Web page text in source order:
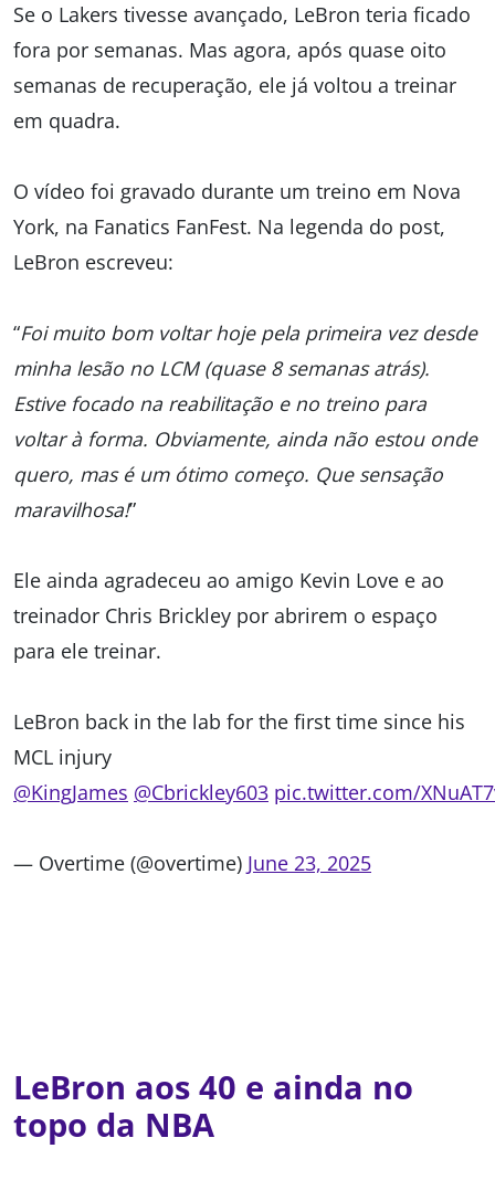
Se o Lakers tivesse avançado, LeBron teria ficado
fora por semanas. Mas agora, após quase oito
semanas de recuperação, ele já voltou a treinar
em quadra.
O vídeo foi gravado durante um treino em Nova
York, na Fanatics FanFest. Na legenda do post,
LeBron escreveu:
“Foi muito bom voltar hoje pela primeira vez desde
minha lesão no LCM (quase 8 semanas atrás).
Estive focado na reabilitação e no treino para
voltar à forma. Obviamente, ainda não estou onde
quero, mas é um ótimo começo. Que sensação
maravilhosa!”
Ele ainda agradeceu ao amigo Kevin Love e ao
treinador Chris Brickley por abrirem o espaço
para ele treinar.
LeBron back in the lab for the first time since his
MCL injury
@KingJames @Cbrickley603 pic.twitter.com/
— Overtime (@overtime) June 23, 2025
LeBron aos 40 e ainda no
topo da NBA